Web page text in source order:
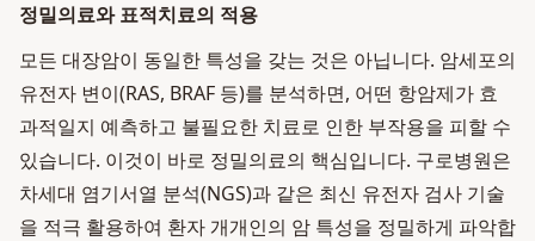
정밀의료와 표적치료의 적용
모든 대장암이 동일한 특성을 갖는 것은 아닙니다. 암세포의
유전자 변이(RAS, BRAF 등)를 분석하면, 어떤 항암제가 효
과적일지 예측하고 불필요한 치료로 인한 부작용을 피할 수
있습니다. 이것이 바로 정밀의료의 핵심입니다. 구로병원은
차세대 염기서열 분석(NGS)과 같은 최신 유전자 검사 기술
을 적극 활용하여 환자 개개인의 암 특성을 정밀하게 파악합